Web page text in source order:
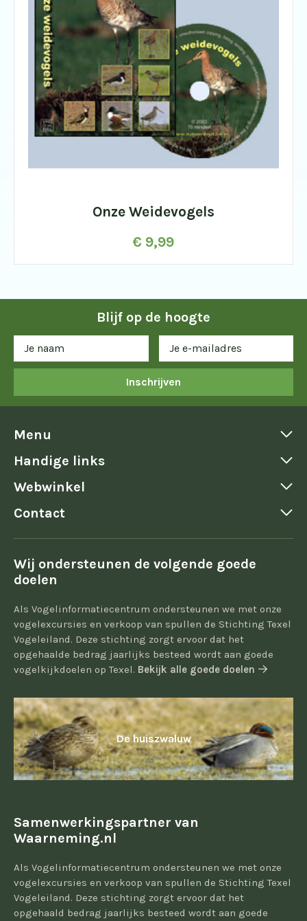
Onze Weidevogels
€ 9,99
Blijf op de hoogte
Inschrijven
Menu
Handige links
Webwinkel
Contact
Wij ondersteunen de volgende goede
doelen
Als Vogelinformatiecentrum ondersteunen we met onze
vogelexcursies en verkoop van spullen de Stichting Texel
Vogeleiland. Deze stichting zorgt ervoor dat het
opgehaalde bedrag jaarlijks besteed wordt aan goede
vogelkijkdoelen op Texel. Bekijk alle goede doelen
De huiszwaluw
Samenwerkingspartner van
Waarneming.nl
Als Vogelinformatiecentrum ondersteunen we met onze
vogelexcursies en verkoop van spullen de Stichting Texel
Vogeleiland. Deze stichting zorgt ervoor dat het
opgehaald bedrag jaarlijks besteed wordt aan goede